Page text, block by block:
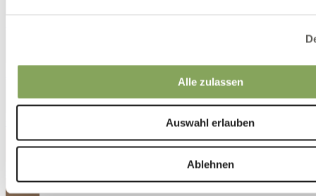
Alle zulassen
Auswahl erlauben
Ablehnen